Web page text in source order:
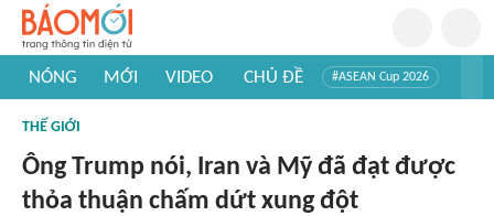
NÓNG MỚI VIDEO CHỦ ĐỀ #ASEAN Cup 2026
#Khám phá thế giới
THẾ GIỚI
Ông Trump nói, Iran và Mỹ đã đạt được
thỏa thuận chấm dứt xung đột